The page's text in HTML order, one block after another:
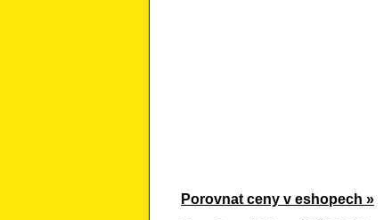
Porovnat ceny v eshopech »